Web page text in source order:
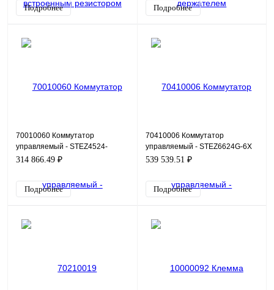
Подробнее Подробнее
70010060 Коммутатор
управляемый - STEZ4524-
4GSFP
314 866.49 ₽
Подробнее
70410006 Коммутатор
управляемый - STEZ6624G-6X
539 539.51 ₽
Подробнее